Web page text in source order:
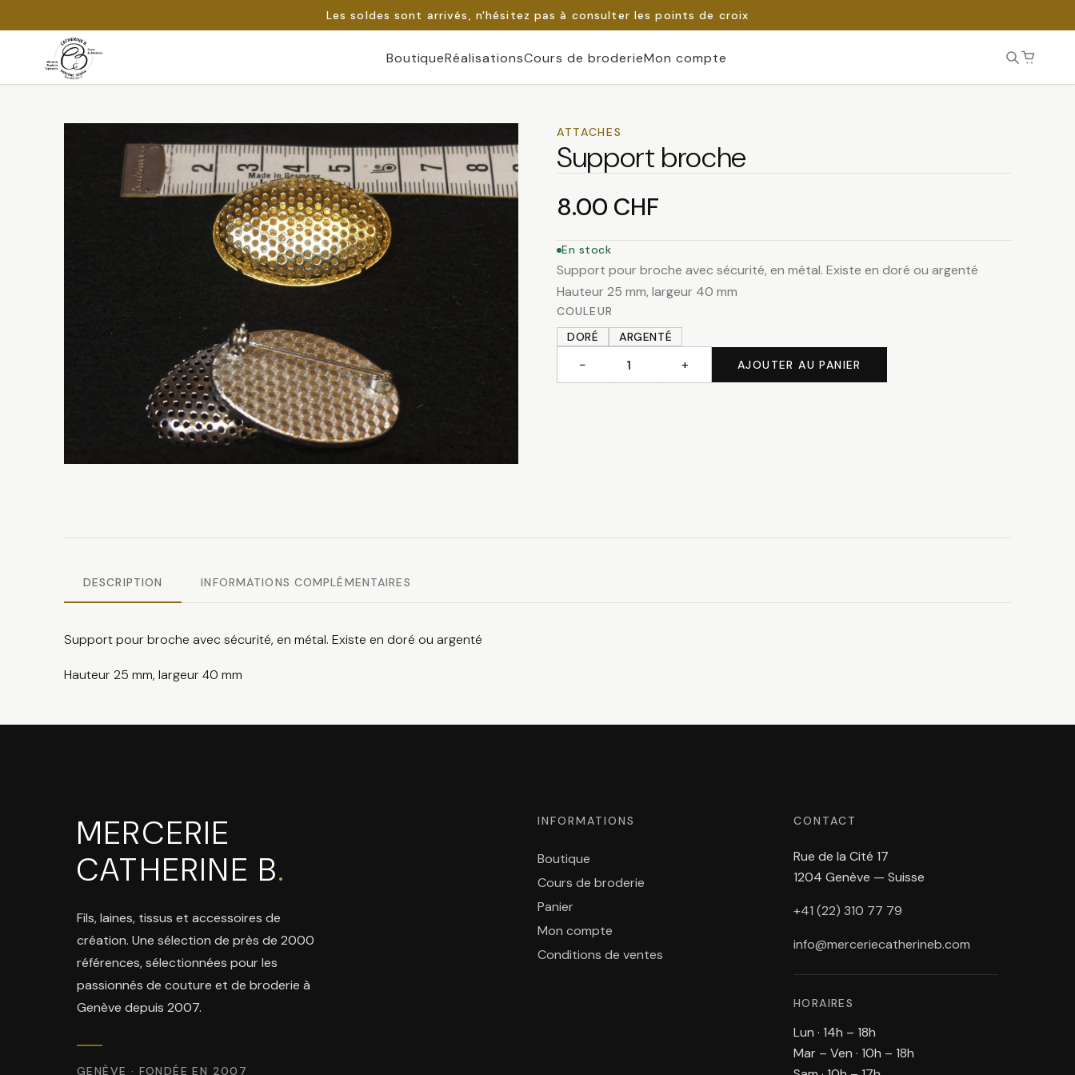
Les soldes sont arrivés, n'hésitez pas à consulter les points de croix
Passer
BoutiqueRéalisationsCours de broderieMon compte
ATTACHES
Support broche
8.00 CHF
En stock
Support pour broche avec sécurité, en métal. Existe en doré ou argenté
Hauteur 25 mm, largeur 40 mm
COULEUR
DORÉ
ARGENTÉ
− + AJOUTER AU PANIER
DESCRIPTION INFORMATIONS COMPLÉMENTAIRES
Support pour broche avec sécurité, en métal. Existe en doré ou argenté
Hauteur 25 mm, largeur 40 mm
MERCERIE
CATHERINE B.
Fils, laines, tissus et accessoires de
création. Une sélection de près de 2000
références, sélectionnées pour les
passionnés de couture et de broderie à
Genève depuis 2007.
GENÈVE · FONDÉE EN 2007
INFORMATIONS
Boutique
Cours de broderie
Panier
Mon compte
Conditions de ventes
CONTACT
Rue de la Cité 17
1204 Genève — Suisse
+41 (22) 310 77 79
info@merceriecatherineb.com
HORAIRES
Lun · 14h – 18h
Mar – Ven · 10h – 18h